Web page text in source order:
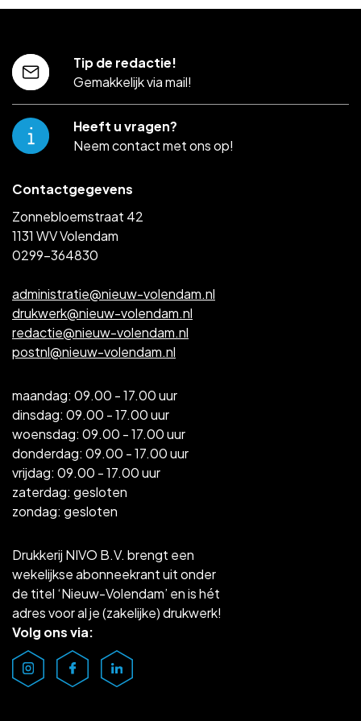
Drukkerij NIVO B.V. brengt een
wekelijkse abonneekrant uit onder
de titel ‘Nieuw-Volendam’ en is hét
adres voor al je (zakelijke) drukwerk!
Volg ons via:
Contactgegevens
Zonnebloemstraat 42
1131 WV Volendam
0299-364830
administratie@nieuw-volendam.nl
drukwerk@nieuw-volendam.nl
redactie@nieuw-volendam.nl
postnl@nieuw-volendam.nl
maandag: 09.00 - 17.00 uur
dinsdag: 09.00 - 17.00 uur
woensdag: 09.00 - 17.00 uur
donderdag: 09.00 - 17.00 uur
vrijdag: 09.00 - 17.00 uur
zaterdag: gesloten
zondag: gesloten
Tip de redactie!
Gemakkelijk via mail!
Heeft u vragen?
Neem contact met ons op!